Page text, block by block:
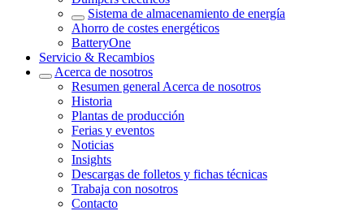
Sistema de almacenamiento de energía
Ahorro de costes energéticos
BatteryOne
Servicio & Recambios
Acerca de nosotros
Resumen general Acerca de nosotros
Historia
Plantas de producción
Ferias y eventos
Noticias
Insights
Descargas de folletos y fichas técnicas
Trabaja con nosotros
Contacto